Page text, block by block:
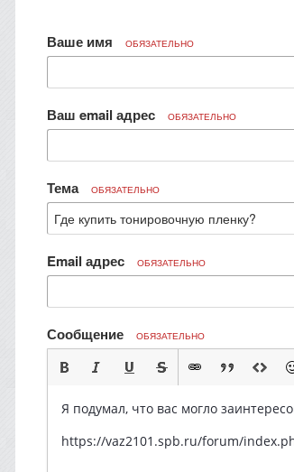
Ваше имя ОБЯЗАТЕЛЬНО
Ваш email адрес ОБЯЗАТЕЛЬНО
Тема ОБЯЗАТЕЛЬНО
Email адрес ОБЯЗАТЕЛЬНО
Сообщение ОБЯЗАТЕЛЬНО
Я подумал, что вас могло
https://vaz2101.spb.ru/forum/